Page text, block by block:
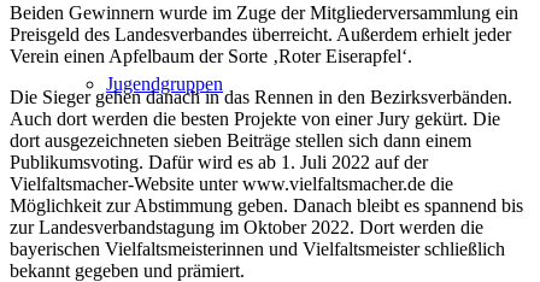
Jugendgruppen
Beiden Gewinnern wurde im Zuge der Mitgliederversammlung ein
Preisgeld des Landesverbandes überreicht. Außerdem erhielt jeder
Verein einen Apfelbaum der Sorte ‚Roter Eiserapfel‘.
Die Sieger gehen danach in das Rennen in den Bezirksverbänden.
Auch dort werden die besten Projekte von einer Jury gekürt. Die
dort ausgezeichneten sieben Beiträge stellen sich dann einem
Publikumsvoting. Dafür wird es ab 1. Juli 2022 auf der
Vielfaltsmacher-Website unter www.vielfaltsmacher.de die
Möglichkeit zur Abstimmung geben. Danach bleibt es spannend bis
zur Landesverbandstagung im Oktober 2022. Dort werden die
bayerischen Vielfaltsmeisterinnen und Vielfaltsmeister schließlich
bekannt gegeben und prämiert.